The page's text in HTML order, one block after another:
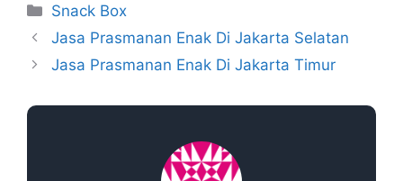
Snack Box
Jasa Prasmanan Enak Di Jakarta Selatan
Jasa Prasmanan Enak Di Jakarta Timur